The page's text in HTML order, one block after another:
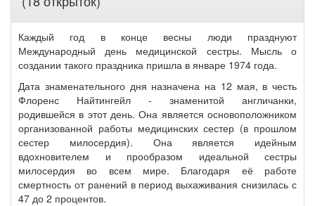
Каждый год в конце весны люди празднуют
Международный день медицинской сестры. Мысль о
создании такого праздника пришла в январе 1974 года.
Дата знаменательного дня назначена на 12 мая, в честь
Флоренс Найтингейл - знаменитой англичанки,
родившейся в этот день. Она является основоположником
организованной работы медицинских сестер (в прошлом
сестер милосердия). Она является идейным
вдохновителем и прообразом идеальной сестры
милосердия во всем мире. Благодаря её работе
смертность от ранений в период выхаживания снизилась с
47 до 2 процентов.